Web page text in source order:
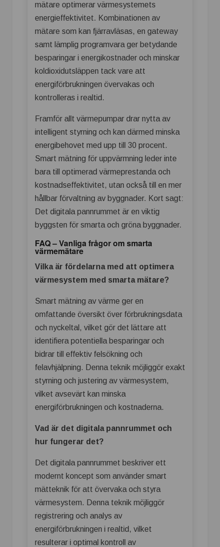
mätare optimerar värmesystemets
energieffektivitet. Kombinationen av
mätare som kan fjärravläsas, en gateway
samt lämplig programvara ger betydande
besparingar i energikostnader och minskar
koldioxidutsläppen tack vare att
energiförbrukningen övervakas och
kontrolleras i realtid.
Framför allt värmepumpar drar nytta av
intelligent styrning och kan därmed minska
energibehovet med upp till 30 procent.
Smart mätning för uppvärmning leder inte
bara till optimerad värmeprestanda och
kostnadseffektivitet, utan också till en mer
hållbar förvaltning av byggnader. Kort sagt:
Det digitala pannrummet är en viktig
byggsten för smarta och gröna byggnader.
FAQ – Vanliga frågor om smarta
värmemätare
Vilka är fördelarna med att optimera
värmesystem med smarta mätare?
Smart mätning av värme ger en
omfattande översikt över förbrukningsdata
och nyckeltal, vilket gör det lättare att
identifiera potentiella besparingar och
bidrar till effektiv felsökning och
felavhjälpning. Denna teknik möjliggör exakt
styrning och justering av värmesystem,
vilket avsevärt kan minska
energiförbrukningen och kostnaderna.
Vad är det digitala pannrummet och
hur fungerar det?
Det digitala pannrummet beskriver ett
modernt koncept som använder smart
mätteknik för att övervaka och styra
värmesystem. Denna teknik möjliggör
registrering och analys av
energiförbrukningen i realtid, vilket
resulterar i optimal kontroll av